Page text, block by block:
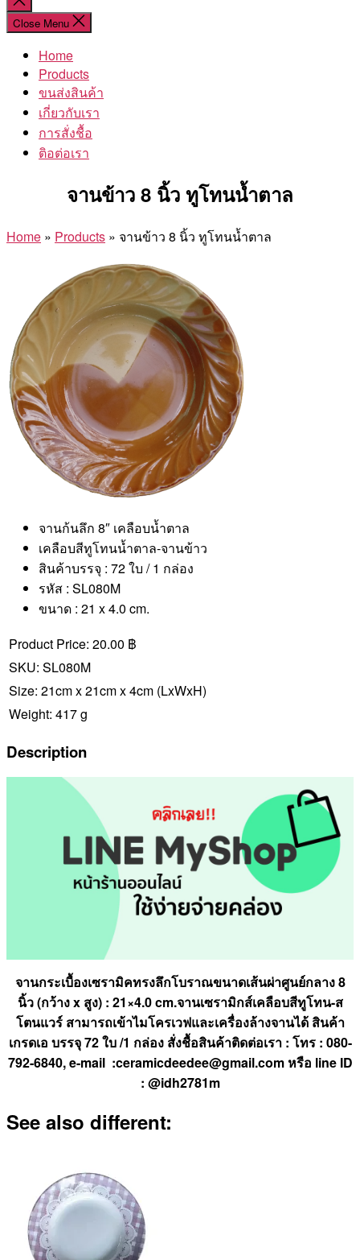
search
Close Menu
Home
Products
ขนส่งสินค้า
เกี่ยวกับเรา
การสั่งชื้อ
ติอต่อเรา
จานข้าว 8 นิ้ว ทูโทนน้ำตาล
Home » Products » จานข้าว 8 นิ้ว ทูโทนน้ำตาล
จานก้นลึก 8″ เคลือบน้ำตาล
เคลือบสีทูโทนน้ำตาล-จานข้าว
สินค้าบรรจุ : 72 ใบ / 1 กล่อง
รหัส : SL080M
ขนาด : 21 x 4.0 cm.
Product Price: 20.00 ฿
SKU: SL080M
Size: 21cm x 21cm x 4cm (LxWxH)
Weight: 417 g
Description
จานกระเบื้องเซรามิคทรงลึกโบราณขนาดเส้นผ่าศูนย์กลาง 8
นิ้ว (กว้าง x สูง) : 21×4.0 cm.จานเซรามิกส์เคลือบสีทูโทน-ส
โตนแวร์ สามารถเข้าไมโครเวฟและเครื่องล้างจานได้ สินค้า
เกรดเอ บรรจุ 72 ใบ /1 กล่อง สั่งชื้อสินค้าติดต่อเรา : โทร : 080-
792-6840, e-mail :ceramicdeedee@gmail.com หรือ line ID
: @idh2781m
See also different: